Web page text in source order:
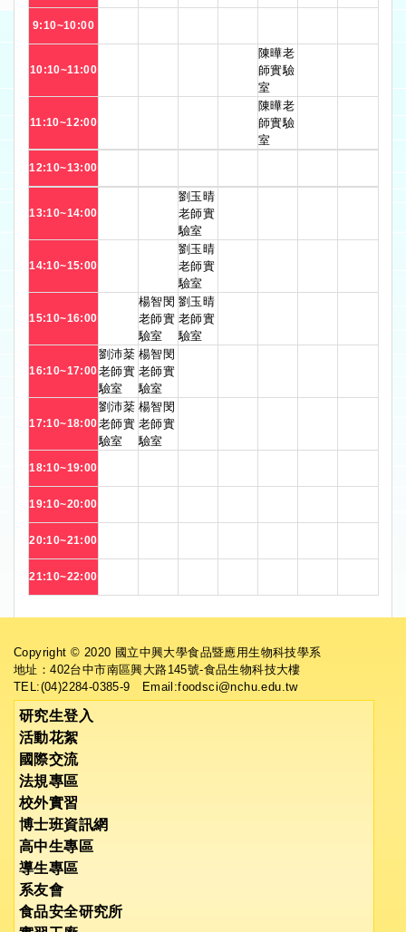
9:10~10:00
10:10~11:00
陳曄老
師實驗
室
11:10~12:00
陳曄老
師實驗
室
12:10~13:00
13:10~14:00
劉玉晴
老師實
驗室
14:10~15:00
劉玉晴
老師實
驗室
15:10~16:00
楊智閔
老師實
驗室
劉玉晴
老師實
驗室
16:10~17:00
劉沛棻
老師實
驗室
楊智閔
老師實
驗室
17:10~18:00
劉沛棻
老師實
驗室
楊智閔
老師實
驗室
18:10~19:00
19:10~20:00
20:10~21:00
21:10~22:00
Copyright © 2020 國立中興大學食品暨應用生物科技學系
地址：402台中市南區興大路145號-食品生物科技大樓
TEL:(04)2284-0385-9 Email:foodsci@nchu.edu.tw
研究生登入
活動花絮
國際交流
法規專區
校外實習
博士班資訊網
高中生專區
導生專區
系友會
食品安全研究所